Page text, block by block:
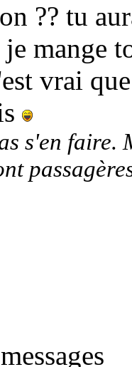
?? tu
mange
vrai
s'en faire.